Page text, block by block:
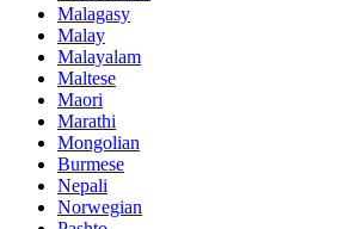
Malagasy
Malay
Malayalam
Maltese
Maori
Marathi
Mongolian
Burmese
Nepali
Norwegian